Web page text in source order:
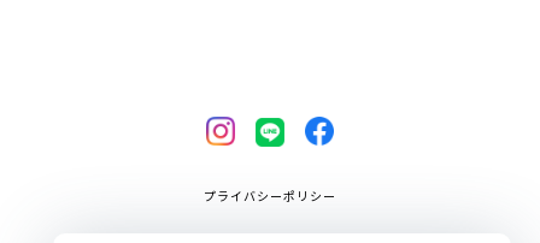
プライバシーポリシー